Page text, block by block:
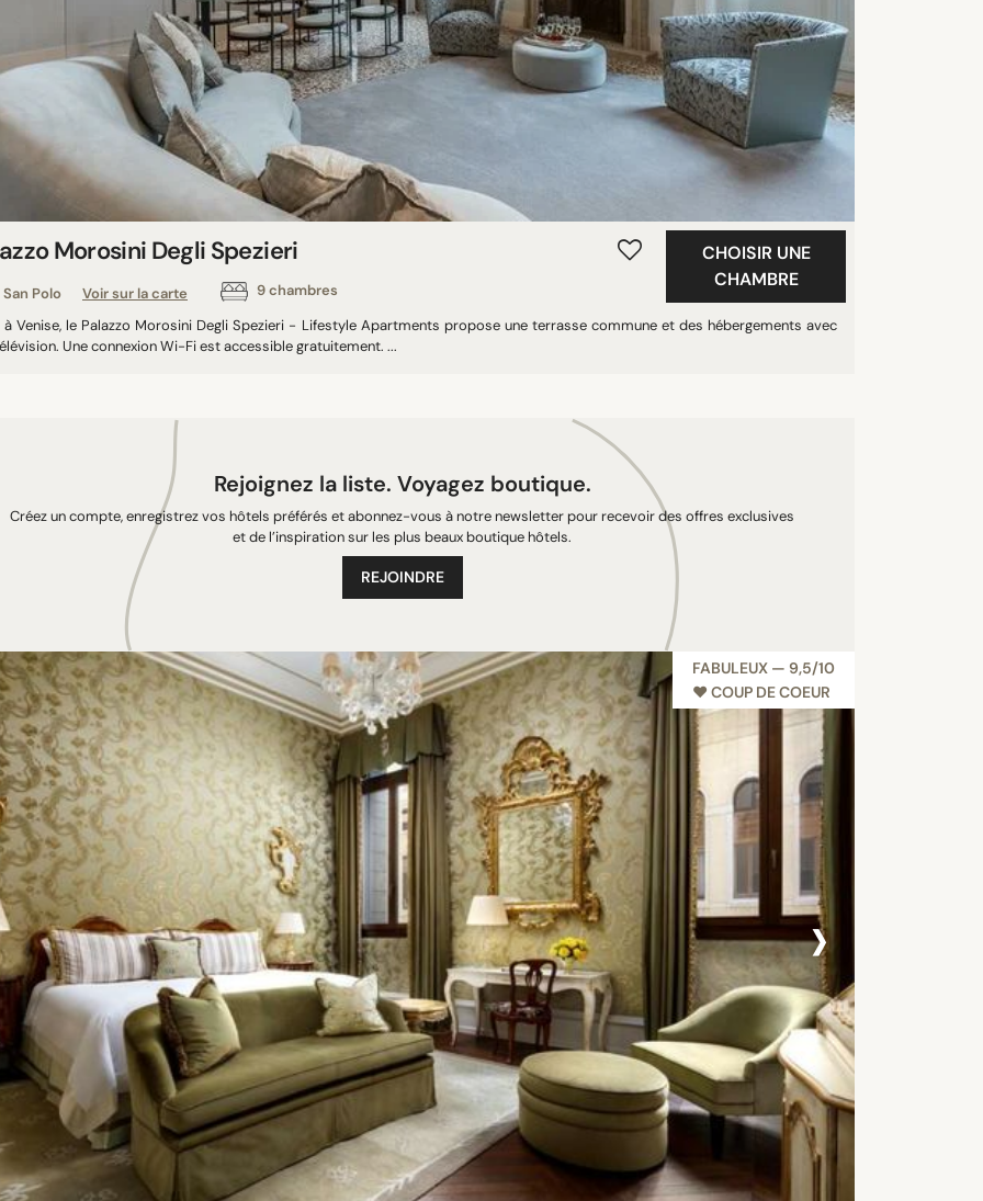
Morosini Degli Spezieri
San Polo Voir sur la carte 9 chambres
CHOISIR UNE
CHAMBRE
à Venise, le Palazzo Morosini Degli Spezieri - Lifestyle Apartments propose une terrasse commune et des hébergements avec
Une connexion Wi-Fi est accessible gratuitement. ...
Rejoignez la liste. Voyagez boutique.
Créez un compte, enregistrez vos hôtels préférés et abonnez-vous à notre newsletter pour recevoir des offres exclusives
et de l’inspiration sur les plus beaux boutique hôtels.
REJOINDRE
FABULEUX — 9,5/10
♥︎ COUP DE COEUR
›